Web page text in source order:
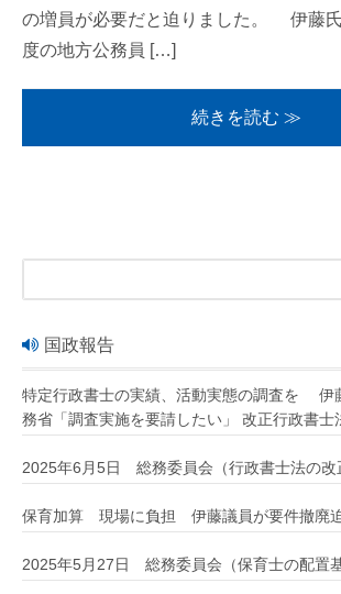
の増員が必要だと迫りました。 伊藤
度の地方公務員 […]
続きを読む ≫
国政報告
特定行政書士の実績、活動実態の調査を
務省「調査実施を要請したい」 改正行政書士
2025年6月5日 総務委員会（行政書士法の改
保育加算 現場に負担 伊藤議員が要件撤廃
2025年5月27日 総務委員会（保育士の配置基